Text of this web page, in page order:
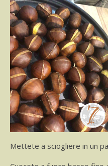
Mettete a sciogliere in un